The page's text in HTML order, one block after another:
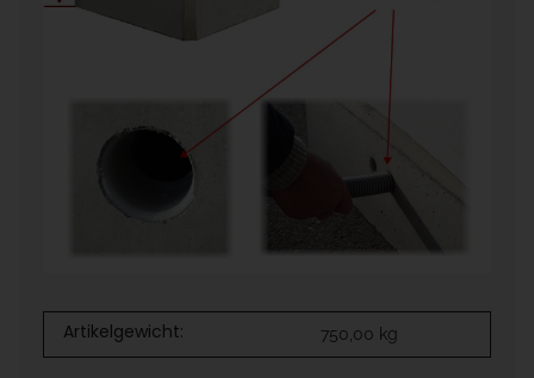
Artikelgewicht: 750,00 kg